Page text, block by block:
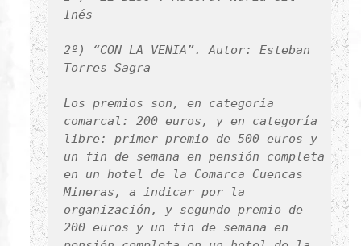
Inés
2º) “CON LA VENIA”. Autor: Esteban
Torres Sagra
Los premios son, en categoría
comarcal: 200 euros, y en categoría
libre: primer premio de 500 euros y
un fin de semana en pensión completa
en un hotel de la Comarca Cuencas
Mineras, a indicar por la
organización, y segundo premio de
200 euros y un fin de semana en